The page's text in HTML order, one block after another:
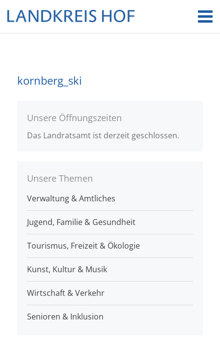
kornberg_ski
Unsere Öffnungszeiten
Das Landratsamt ist derzeit geschlossen.
Unsere Themen
Verwaltung & Amtliches
Jugend, Familie & Gesundheit
Tourismus, Freizeit & Ökologie
Kunst, Kultur & Musik
Wirtschaft & Verkehr
Senioren & Inklusion